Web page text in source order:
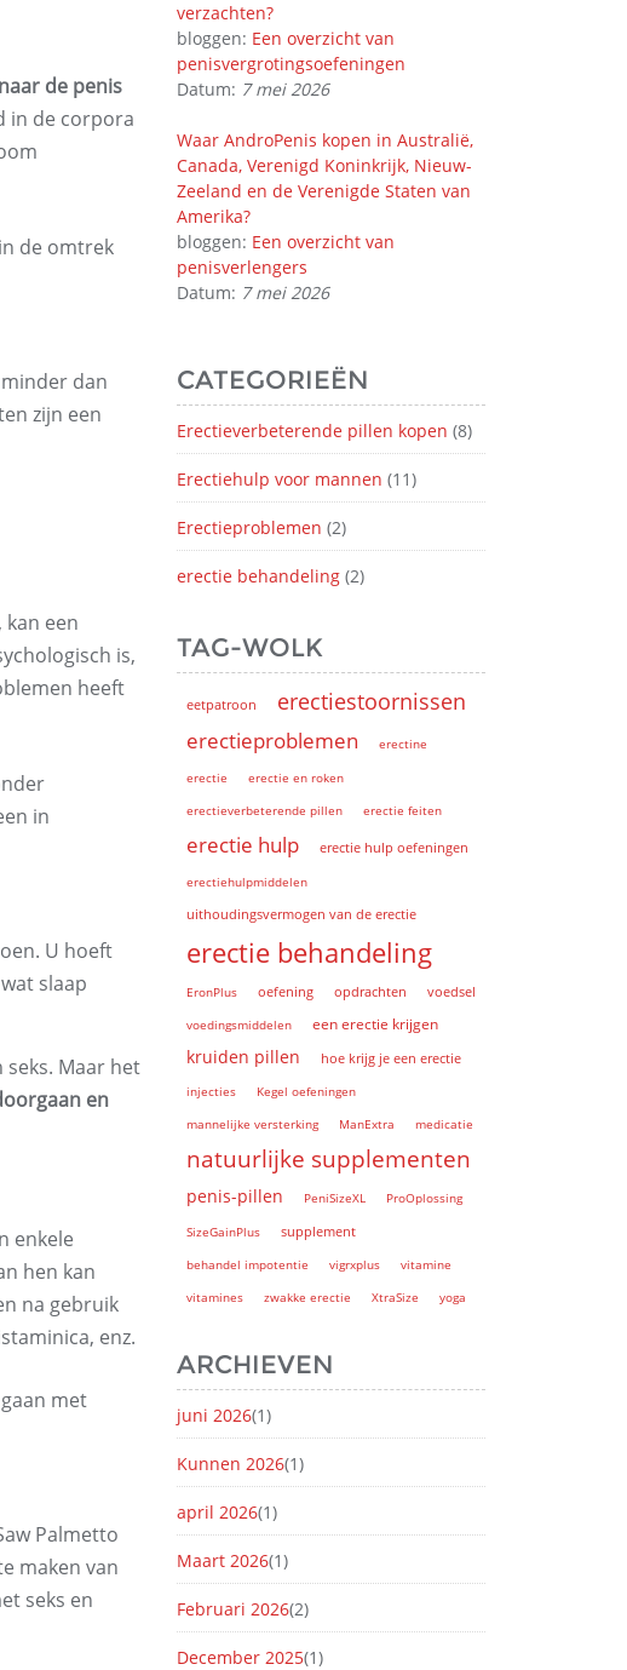
de penis
in de corpora
de omtrek
dan
zijn een
kan een
is,
heeft
in
U hoeft
slaap
Maar het
en
enkele
hen kan
na gebruik
enz.
met
Palmetto
maken van
seks en
verzachten?
bloggen: Een overzicht van
penisvergrotingsoefeningen
Datum: 7 mei 2026
Waar AndroPenis kopen in Australië,
Canada, Verenigd Koninkrijk, Nieuw-
Zeeland en de Verenigde Staten van
Amerika?
bloggen: Een overzicht van
penisverlengers
Datum: 7 mei 2026
CATEGORIEËN
Erectieverbeterende pillen kopen (8)
Erectiehulp voor mannen (11)
Erectieproblemen (2)
erectie behandeling (2)
TAG-WOLK
eetpatroon erectiestoornissen
erectieproblemen
erectine
erectie
erectie en roken
erectieverbeterende pillen
erectie feiten
erectie hulp erectie hulp oefeningen
erectiehulpmiddelen
uithoudingsvermogen van de erectie
erectie behandeling
EronPlus oefening opdrachten
voedsel
voedingsmiddelen
een erectie krijgen
kruiden pillen hoe krijg je een erectie
injecties
Kegel oefeningen
mannelijke versterking
ManExtra medicatie
natuurlijke supplementen
penis-pillen PeniSizeXL
ProOplossing
SizeGainPlus
supplement
behandel impotentie vigrxplus
vitamine
vitamines
zwakke erectie XtraSize yoga
ARCHIEVEN
juni 2026(1)
Kunnen 2026(1)
april 2026(1)
Maart 2026(1)
Februari 2026(2)
December 2025(1)